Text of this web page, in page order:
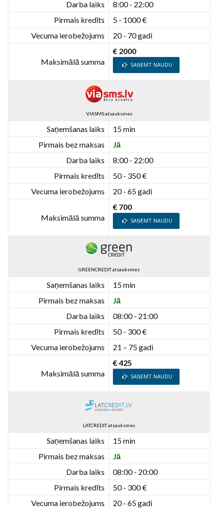
Darba laiks
8:00 - 22:00
Pirmais kredīts
5 - 1000 €
Vecuma ierobežojums
20 - 70 gadi
Maksimālā summa
€ 2000
SAŅEMT NAUDU
VIASMS atsauksmes
Saņemšanas laiks
15 min
Pirmais bez maksas
Jā
Darba laiks
8:00 - 22:00
Pirmais kredīts
50 - 350 €
Vecuma ierobežojums
20 - 65 gadi
Maksimālā summa
€ 700
SAŅEMT NAUDU
GREENCREDIT atsauksmes
Saņemšanas laiks
15 min
Pirmais bez maksas
Jā
Darba laiks
08:00 - 21:00
Pirmais kredīts
50 - 300 €
Vecuma ierobežojums
21 – 75 gadi
Maksimālā summa
€ 425
SAŅEMT NAUDU
LATCREDIT atsauksmes
Saņemšanas laiks
15 min
Pirmais bez maksas
Jā
Darba laiks
08:00 - 20:00
Pirmais kredīts
50 - 300 €
Vecuma ierobežojums
20 - 65 gadi